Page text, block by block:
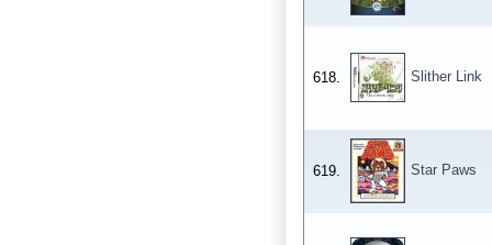
618. Slither Link
619. Star Paws